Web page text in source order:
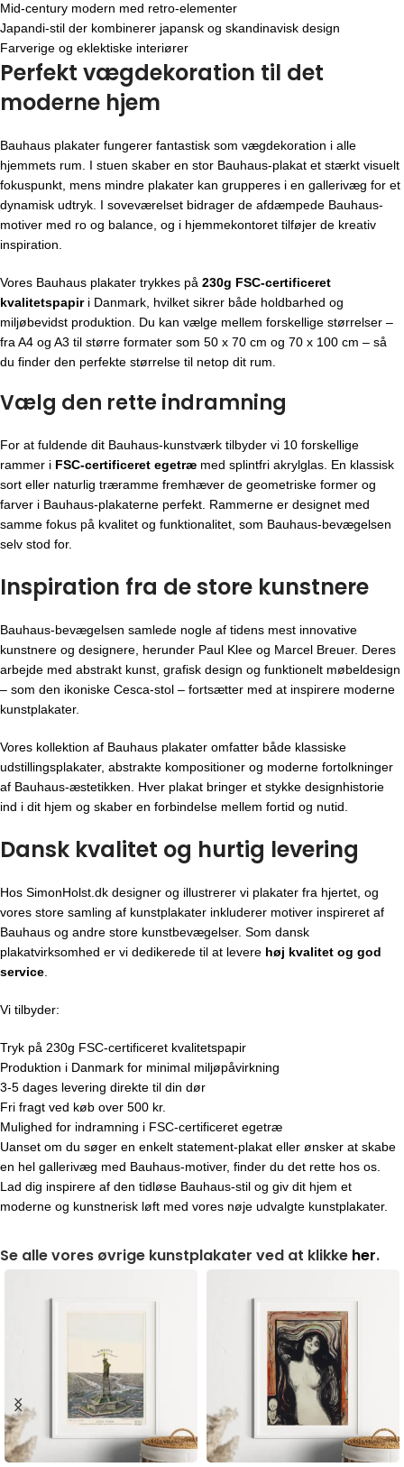
Mid-century modern med retro-elementer
Japandi-stil der kombinerer japansk og skandinavisk design
Farverige og eklektiske interiører
Perfekt vægdekoration til det
moderne hjem
Bauhaus plakater fungerer fantastisk som vægdekoration i alle
hjemmets rum. I stuen skaber en stor Bauhaus-plakat et stærkt visuelt
fokuspunkt, mens mindre plakater kan grupperes i en gallerivæg for et
dynamisk udtryk. I soveværelset bidrager de afdæmpede Bauhaus-
motiver med ro og balance, og i hjemmekontoret tilføjer de kreativ
inspiration.
Vores Bauhaus plakater trykkes på 230g FSC-certificeret
kvalitetspapiri Danmark, hvilket sikrer både holdbarhed og
miljøbevidst produktion. Du kan vælge mellem forskellige størrelser –
fra A4 og A3 til større formater som 50 x 70 cm og 70 x 100 cm – så
du finder den perfekte størrelse til netop dit rum.
Vælg den rette indramning
For at fuldende dit Bauhaus-kunstværk tilbyder vi 10 forskellige
rammer i FSC-certificeret egetræ med splintfri akrylglas. En klassisk
sort eller naturlig træramme fremhæver de geometriske former og
farver i Bauhaus-plakaterne perfekt. Rammerne er designet med
samme fokus på kvalitet og funktionalitet, som Bauhaus-bevægelsen
selv stod for.
Inspiration fra de store kunstnere
Bauhaus-bevægelsen samlede nogle af tidens mest innovative
kunstnere og designere, herunder Paul Klee og Marcel Breuer. Deres
arbejde med abstrakt kunst, grafisk design og funktionelt møbeldesign
– som den ikoniske Cesca-stol – fortsætter med at inspirere moderne
kunstplakater.
Vores kollektion af Bauhaus plakater omfatter både klassiske
udstillingsplakater, abstrakte kompositioner og moderne fortolkninger
af Bauhaus-æstetikken. Hver plakat bringer et stykke designhistorie
ind i dit hjem og skaber en forbindelse mellem fortid og nutid.
Dansk kvalitet og hurtig levering
Hos SimonHolst.dk designer og illustrerer vi plakater fra hjertet, og
vores store samling af kunstplakater inkluderer motiver inspireret af
Bauhaus og andre store kunstbevægelser. Som dansk
plakatvirksomhed er vi dedikerede til at levere høj kvalitet og god
service
Vi tilbyder:
Tryk på 230g FSC-certificeret kvalitetspapir
Produktion i Danmark for minimal miljøpåvirkning
3-5 dages levering direkte til din dør
Fri fragt ved køb over 500 kr.
Mulighed for indramning i FSC-certificeret egetræ
Uanset om du søger en enkelt statement-plakat eller ønsker at skabe
en hel gallerivæg med Bauhaus-motiver, finder du det rette hos os.
Lad dig inspirere af den tidløse Bauhaus-stil og giv dit hjem et
moderne og kunstnerisk løft med vores nøje udvalgte kunstplakater.
Se alle vores øvrige kunstplakater ved at klikke her.